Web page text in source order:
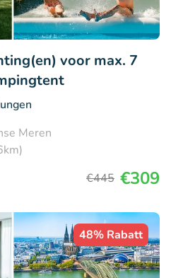
voor max. 7
Meren
€445 €309
48% Rabatt